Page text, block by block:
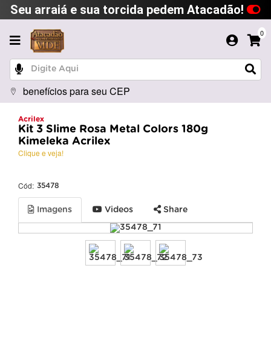
Seu arraiá e sua torcida pedem Atacadão!
0
benefícios para seu CEP
Acrilex
Kit 3 Slime Rosa Metal Colors 180g
Kimeleka Acrilex
Clique e veja!
Cód: 35478
Imagens Videos Share